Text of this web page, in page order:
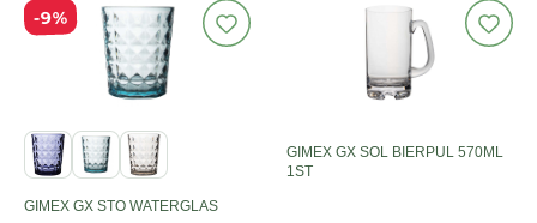
9%
GIMEX GX STO WATERGLAS
GIMEX GX SOL BIERPUL 570ML
1ST